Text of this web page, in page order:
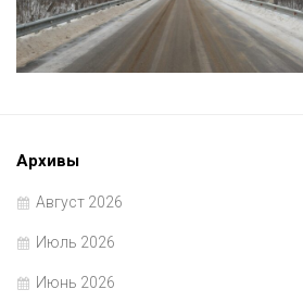
Архивы
Август 2026
Июль 2026
Июнь 2026